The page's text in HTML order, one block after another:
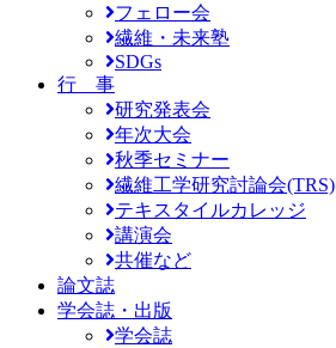
フェロー会
繊維・未来塾
SDGs
行 事
研究発表会
年次大会
秋季セミナー
繊維工学研究討論会(TRS)
テキスタイルカレッジ
講演会
共催など
論文誌
学会誌・出版
学会誌